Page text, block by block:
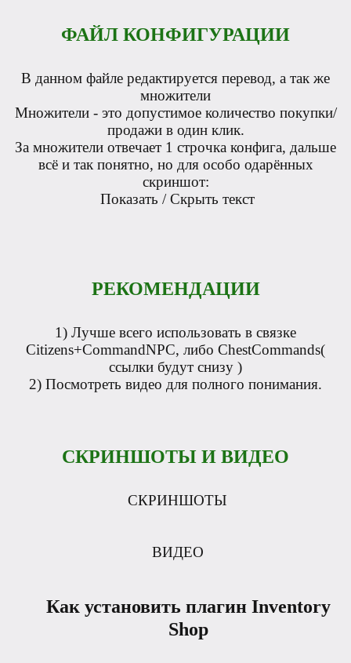
ФАЙЛ КОНФИГУРАЦИИ
В данном файле редактируется перевод, а так же
множители
Множители - это допустимое количество покупки/
продажи в один клик.
За множители отвечает 1 строчка конфига, дальше
всё и так понятно, но для особо одарённых
скриншот:
Показать / Скрыть текст
РЕКОМЕНДАЦИИ
1) Лучше всего использовать в связке
Citizens+CommandNPC, либо ChestCommands(
ссылки будут снизу )
2) Посмотреть видео для полного понимания.
СКРИНШОТЫ И ВИДЕО
СКРИНШОТЫ
ВИДЕО
Как установить плагин Inventory
Shop